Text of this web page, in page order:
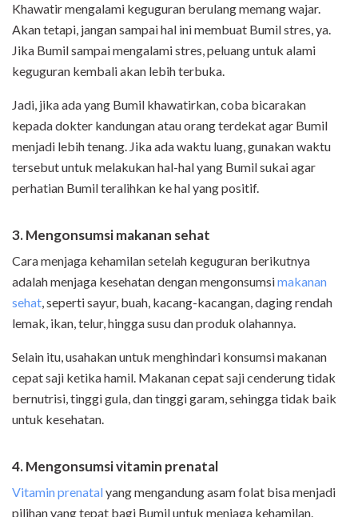
Khawatir mengalami keguguran berulang memang wajar.
Akan tetapi, jangan sampai hal ini membuat Bumil stres, ya.
Jika Bumil sampai mengalami stres, peluang untuk alami
keguguran kembali akan lebih terbuka.
Jadi, jika ada yang Bumil khawatirkan, coba bicarakan
kepada dokter kandungan atau orang terdekat agar Bumil
menjadi lebih tenang. Jika ada waktu luang, gunakan waktu
tersebut untuk melakukan hal-hal yang Bumil sukai agar
perhatian Bumil teralihkan ke hal yang positif.
3. Mengonsumsimakanan sehat
Cara menjaga kehamilan setelah keguguran berikutnya
adalah menjaga kesehatan dengan mengonsumsimakanan
sehat, seperti sayur, buah, kacang-kacangan, daging rendah
lemak, ikan, telur, hingga susu dan produk olahannya.
Selain itu, usahakan untuk menghindari konsumsi makanan
cepat saji ketika hamil. Makanan cepat saji cenderung tidak
bernutrisi, tinggi gula, dan tinggi garam, sehingga tidak baik
untuk kesehatan.
4. Mengonsumsivitamin prenatal
Vitamin prenatalyang mengandung asam folat bisa menjadi
pilihan yang tepat bagi Bumil untuk menjaga kehamilan.